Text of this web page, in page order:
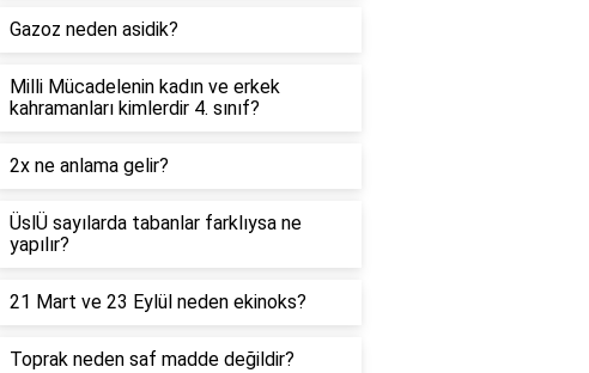
Gazoz neden asidik?
Milli Mücadelenin kadın ve erkek
kahramanları kimlerdir 4. sınıf?
2x ne anlama gelir?
ÜslÜ sayılarda tabanlar farklıysa ne
yapılır?
21 Mart ve 23 Eylül neden ekinoks?
Toprak neden saf madde değildir?